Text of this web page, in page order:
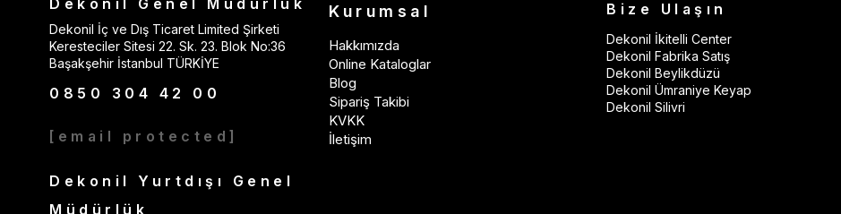
Dekonil Genel Müdürlük
Dekonil İç ve Dış Ticaret Limited Şirketi
Keresteciler Sitesi 22. Sk. 23. Blok No:36
Başakşehir İstanbul TÜRKİYE
0850 304 42 00
[email protected]
Dekonil Yurtdışı Genel
Müdürlük
Kurumsal
Hakkımızda
Online Kataloglar
Blog
Sipariş Takibi
KVKK
İletişim
Bize Ulaşın
Dekonil İkitelli Center
Dekonil Fabrika Satış
Dekonil Beylikdüzü
Dekonil Ümraniye Keyap
Dekonil Silivri